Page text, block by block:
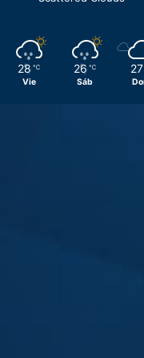
28 ℃
Vie
26 ℃
Sáb
27